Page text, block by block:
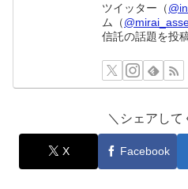
ツイッター（
ム（
信託の話題を投
＼シェアして
X Facebook